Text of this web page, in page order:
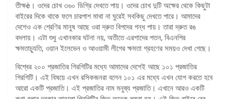
তীক্ষè। ওদের চোখ ৩৬০ ডিগ্রি দেখতে পায়। ওদের চোখ দুটি অক্ষের থেকে কিছুটা
বাইরের দিকে থাকে ফলে চারপাশ মাথা না ঘুরেই সবকিছু দেখতে পারে। আমাদের
দেশেও এক শ্রেণির মানুষ আছে ওরা দ্রুত বিপদের গন্ধ পায়। তারা দ্রুত রঙ
বদলায়। এটা শুধু এখানকার ঘটনা নয়, অতীতে এরশাদের পতন, বিএনপির
ক্ষমতাচ্যুতি, ওয়ান ইলেভেন ও আওয়ামী লীগের ক্ষমতা গ্রহণের সময়ও দেখা গেছে।
বিশ্বের ২০০ প্রজাতির গিরগিটির মধ্যে আমাদের দেশেই আছে ১০১ প্রজাতির
গিরগিটি। এই বিষয়ে এখন রসিকজনরা বলেন ১০১ এর মধ্যে এখন যোগ করতে হবে
আরো একটি প্রজাতি। এই প্রজাতির নাম মনুষ্য প্রজাতি। এখানে আরও একটি